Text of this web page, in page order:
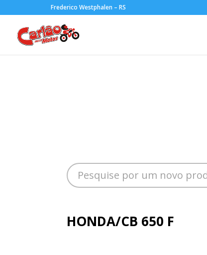
Frederico Westphalen – RS
HONDA/CB 650 F